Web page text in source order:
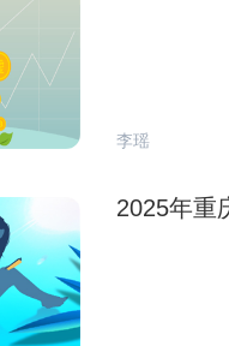
李瑶
2025年重